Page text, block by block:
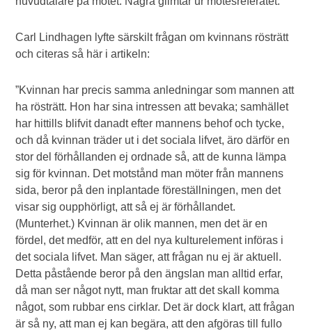
Carl Lindhagen lyfte särskilt frågan om kvinnans rösträtt
och citeras så här i artikeln:
”Kvinnan har precis samma anledningar som mannen att
ha rösträtt. Hon har sina intressen att bevaka; samhället
har hittills blifvit danadt efter mannens behof och tycke,
och då kvinnan träder ut i det sociala lifvet, äro därför en
stor del förhållanden ej ordnade så, att de kunna lämpa
sig för kvinnan. Det motstånd man möter från mannens
sida, beror på den inplantade föreställningen, men det
visar sig oupphörligt, att så ej är förhållandet.
(Munterhet.) Kvinnan är olik mannen, men det är en
fördel, det medför, att en del nya kulturelement införas i
det sociala lifvet. Man säger, att frågan nu ej är aktuell.
Detta påstående beror på den ängslan man alltid erfar,
då man ser något nytt, man fruktar att det skall komma
något, som rubbar ens cirklar. Det är dock klart, att frågan
är så ny, att man ej kan begära, att den afgöras till fullo